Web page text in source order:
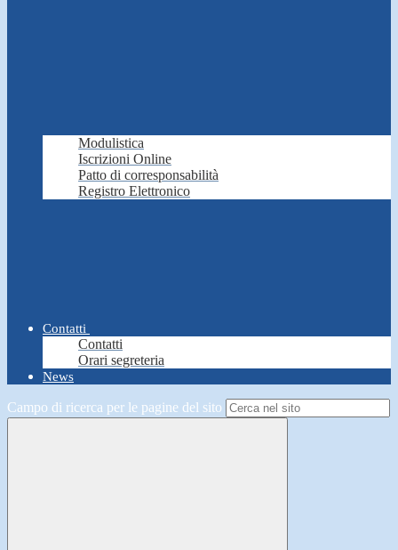
Modulistica
Iscrizioni Online
Patto di corresponsabilità
Registro Elettronico
Contatti
Contatti
Orari segreteria
News
Campo di ricerca per le pagine del sito